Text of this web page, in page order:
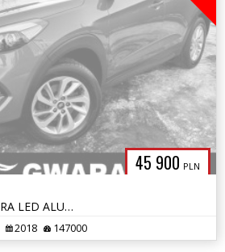
45 900 PLN
1.6i 132KM NAVI KAMERA LED ALU 2xPDC BLIS LineAssist Grz.KIEROWNICA
2018 147000